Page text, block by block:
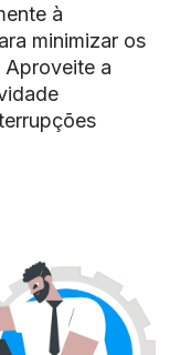
à
minimizar os
a